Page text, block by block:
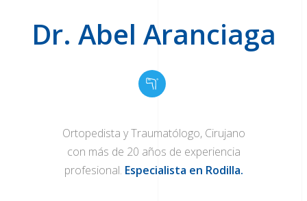
Dr. Abel Aranciaga
Ortopedista y Traumatólogo, Cirujano
con más de 20 años de experiencia
profesional. Especialista en Rodilla.